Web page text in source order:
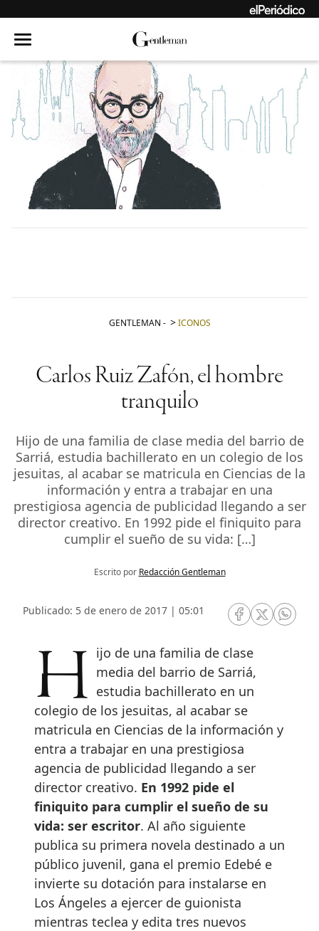
GENTLEMAN - ICONOS
Carlos Ruiz Zafón, el hombre
tranquilo
Hijo de una familia de clase media del barrio de
Sarriá, estudia bachillerato en un colegio de los
jesuitas, al acabar se matricula en Ciencias de la
información y entra a trabajar en una
prestigiosa agencia de publicidad llegando a ser
director creativo. En 1992 pide el finiquito para
cumplir el sueño de su vida: […]
Escrito por Redacción Gentleman
Publicado: 5 de enero de 2017 | 05:01
RRSS Facebook
RRSSRRSS
Hijo de una familia de clase media del barrio de Sarriá,
estudia bachillerato en un
colegio de los jesuitas, al acabar se
matricula en Ciencias de la información y
entra a trabajar en una prestigiosa
agencia de publicidad llegando a ser
director creativo. En 1992 pide el
finiquito para cumplir el sueño de su
vida: ser escritor. Al año siguiente
publica su primera novela destinado a un
público juvenil, gana el premio Edebé e
invierte su dotación para instalarse en
Los Ángeles a ejercer de guionista
mientras teclea y edita tres nuevos